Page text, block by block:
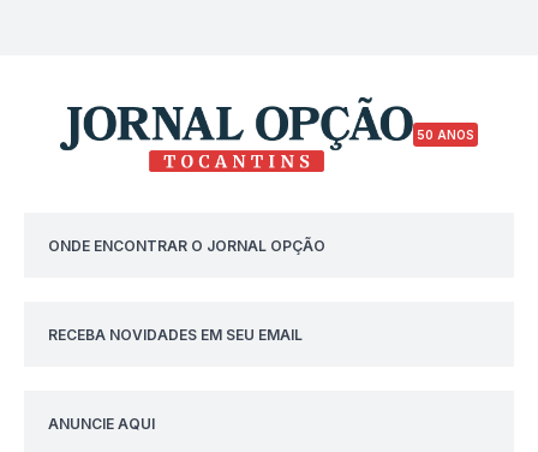
50 ANOS
ONDE ENCONTRAR O JORNAL OPÇÃO
RECEBA NOVIDADES EM SEU EMAIL
ANUNCIE AQUI